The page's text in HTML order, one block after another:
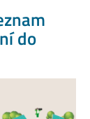
do